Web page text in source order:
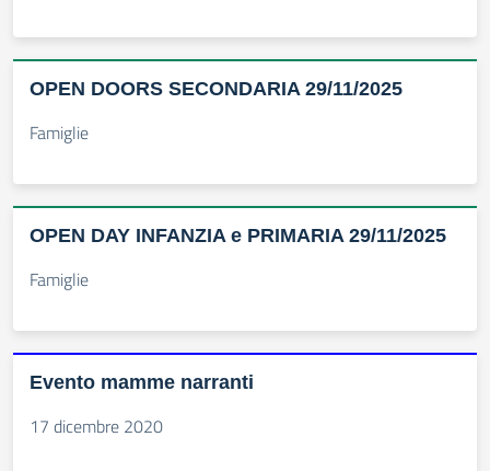
OPEN DOORS SECONDARIA 29/11/2025
Famiglie
OPEN DAY INFANZIA e PRIMARIA 29/11/2025
Famiglie
Evento mamme narranti
17 dicembre 2020